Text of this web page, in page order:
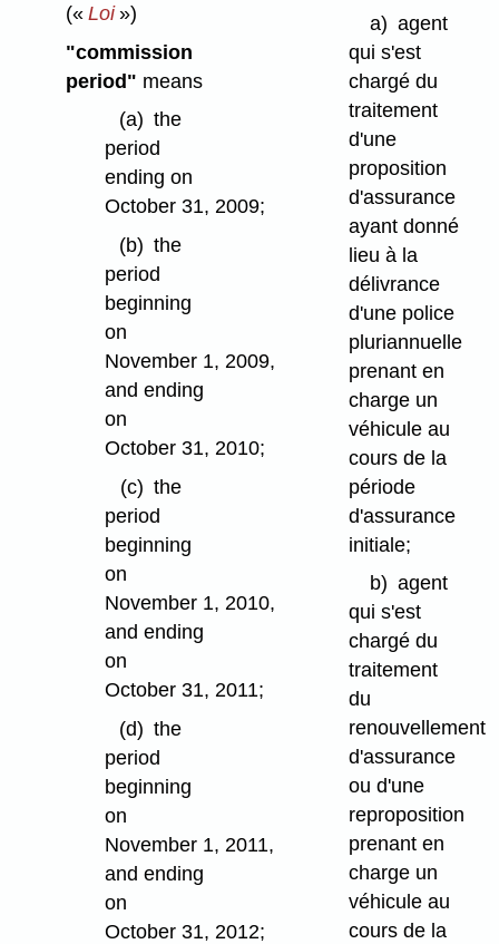
(« Loi»)
"commission
period" means
(a) the
period
ending on
October 31, 2009;
(b) the
period
beginning
on
November 1, 2009,
and ending
on
October 31, 2010;
(c) the
period
beginning
on
November 1, 2010,
and ending
on
October 31, 2011;
(d) the
period
beginning
on
November 1, 2011,
and ending
on
October 31, 2012;
a) agent
qui s'est
chargé du
traitement
d'une
proposition
d'assurance
ayant donné
lieu à la
délivrance
d'une police
pluriannuelle
prenant en
charge un
véhicule au
cours de la
période
d'assurance
initiale;
b) agent
qui s'est
chargé du
traitement
du
renouvellement
d'assurance
ou d'une
reproposition
prenant en
charge un
véhicule au
cours de la